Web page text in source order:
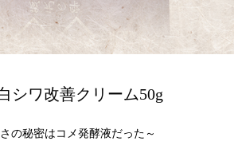
シワ改善クリーム50g
の秘密はコメ発酵液だった～